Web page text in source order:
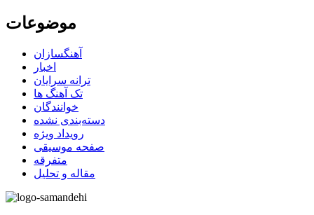
موضوعات
آهنگسازان
اخبار
ترانه سرایان
تک آهنگ ها
خوانندگان
دسته‌بندی نشده
رویداد ویژه
صفحه موسیقی
متفرقه
مقاله و تحلیل